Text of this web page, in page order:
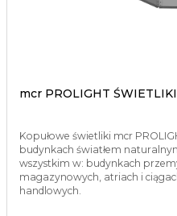
mcr PROLIGHT
Kopułowe świetliki mcr
budynkach światłem
wszystkim w: budynkach
magazynowych, atriach i
handlowych.